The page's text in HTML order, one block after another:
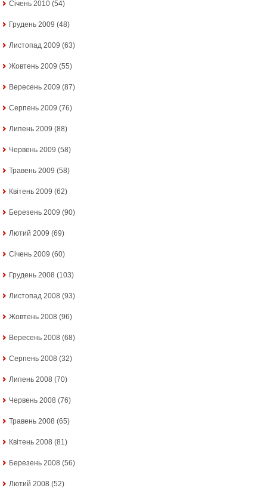
Січень 2010 (54)
Грудень 2009 (48)
Листопад 2009 (63)
Жовтень 2009 (55)
Вересень 2009 (87)
Серпень 2009 (76)
Липень 2009 (88)
Червень 2009 (58)
Травень 2009 (58)
Квітень 2009 (62)
Березень 2009 (90)
Лютий 2009 (69)
Січень 2009 (60)
Грудень 2008 (103)
Листопад 2008 (93)
Жовтень 2008 (96)
Вересень 2008 (68)
Серпень 2008 (32)
Липень 2008 (70)
Червень 2008 (76)
Травень 2008 (65)
Квітень 2008 (81)
Березень 2008 (56)
Лютий 2008 (52)